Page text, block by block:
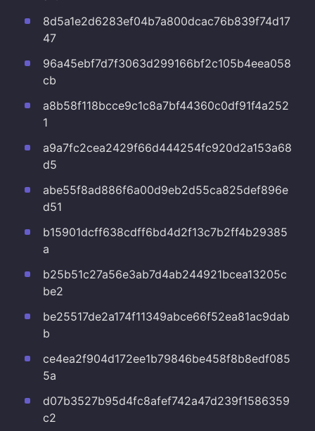
8d5a1e2d6283ef04b7a800dcac76b839f74d17
47
96a45ebf7d7f3063d299166bf2c105b4eea058
cb
a8b58f118bcce9c1c8a7bf44360c0df91f4a252
1
a9a7fc2cea2429f66d444254fc920d2a153a68
d5
abe55f8ad886f6a00d9eb2d55ca825def896e
d51
b15901dcff638cdff6bd4d2f13c7b2ff4b29385
a
b25b51c27a56e3ab7d4ab244921bcea13205c
be2
be25517de2a174f11349abce66f52ea81ac9dab
b
ce4ea2f904d172ee1b79846be458f8b8edf085
5a
d07b3527b95d4fc8afef742a47d239f1586359
c2